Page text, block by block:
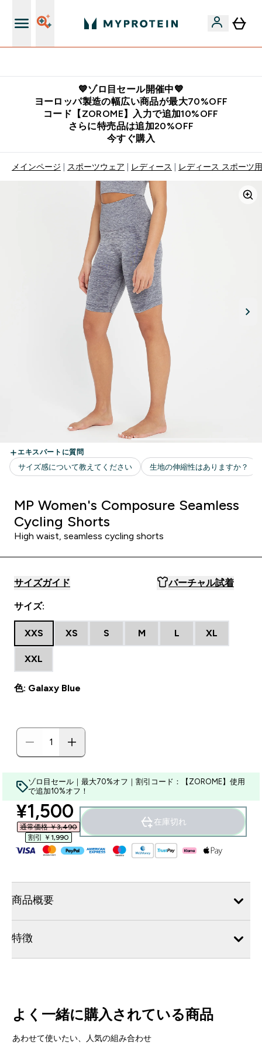
💙ゾロ目セール開催中💙
ヨーロッパ製造の幅広い商品が最大70%OFF
コード【ZOROME】入力で追加10%OFF
さらに特売品は追加20%OFF
今すぐ購入
メインページ スポーツウェア レディース レディース スポーツ
MP Women's Composure Seamless
Cycling Shorts
High waist, seamless cycling shorts
サイズガイド バーチャル試着
サイズ:
XXS XS S M L XL
XXL
色: Galaxy Blue
ゾロ目セール｜最大70%オフ｜割引コード：【ZOROME】使用
で追加10%オフ！
discounted price
¥1,500‎
通常価格 ￥3,490‎
割引 ￥1,990‎
在庫切れ
商品概要
特徴
よく一緒に購入されている商品
あわせて使いたい、人気の組み合わせ